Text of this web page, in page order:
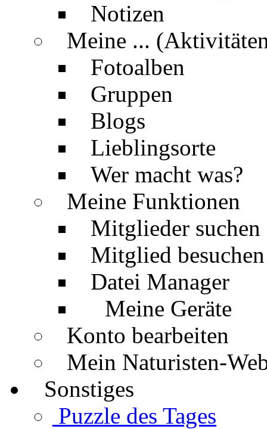
Notizen
Meine ...
Fotoalben
Gruppen
Blogs
Lieblingsorte
Wer macht was?
Meine Funktionen
Mitglieder suchen
Mitglied besuchen
Datei Manager
Meine Geräte
Konto bearbeiten
Mein Naturisten-
Sonstiges
Puzzle des Tages